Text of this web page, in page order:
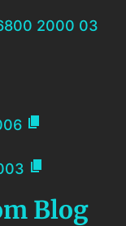
2000 03


Blog